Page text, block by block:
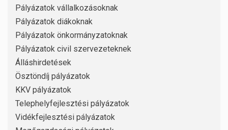
Pályázatok vállalkozásoknak
Pályázatok diákoknak
Pályázatok önkormányzatoknak
Pályázatok civil szervezeteknek
Álláshirdetések
Ösztöndíj pályázatok
KKV pályázatok
Telephelyfejlesztési pályázatok
Vidékfejlesztési pályázatok